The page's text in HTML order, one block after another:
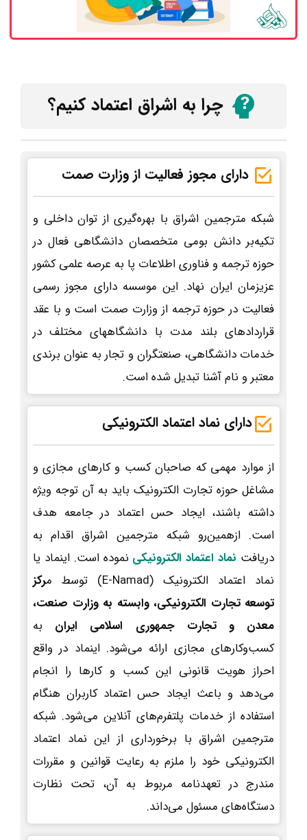
چرا به اشراق اعتماد کنیم؟
دارای مجوز فعالیت از وزارت صمت
شبکه مترجمین اشراق با بهره‌گیری از توان داخلی و
تکیه‌بر دانش بومی متخصصان دانشگاهی فعال در
حوزه ترجمه و فناوری اطلاعات پا به عرصه علمی کشور
عزیزمان ایران نهاد. این موسسه دارای مجوز رسمی
فعالیت در حوزه ترجمه از وزارت صمت است و با عقد
قراردادهای بلند مدت با دانشگاههای مختلف در
خدمات دانشگاهی، صنعتگران و تجار به عنوان برندی
معتبر و نام آشنا تبدیل شده است.
دارای نماد اعتماد الکترونیکی
از موارد مهمی که صاحبان کسب و کارهای مجازی و
مشاغل حوزه تجارت الکترونیک باید به آن توجه ویژه
داشته باشند، ایجاد حس اعتماد در جامعه هدف
است. ازهمین‌رو شبکه مترجمین اشراق اقدام به
دریافت نماد اعتماد الکترونیکی نموده است. اینماد یا
نماد اعتماد الکترونیک (E-Namad) توسط م
رکز
توسعه تجارت الکترونیکی، وابسته به وزارت صنعت،
معدن و تجارت جمهوری اسلامی ایران به
کسب‌وکارهای مجازی ارائه می‌شود. اینماد در واقع
احراز هویت قانونی این کسب و کارها را انجام
می‌دهد و باعث ایجاد حس اعتماد کاربران هنگام
استفاده از خدمات پلتفرم‌های آنلاین می‌شود. شبکه
مترجمین اشراق با برخورداری از این نماد اعتماد
الکترونیکی خود را ملزم به رعایت قوانین و مقررات
مندرج در تعهدنامه مربوط به آن، تحت نظارت
دستگاه‌های مسئول می‌داند.